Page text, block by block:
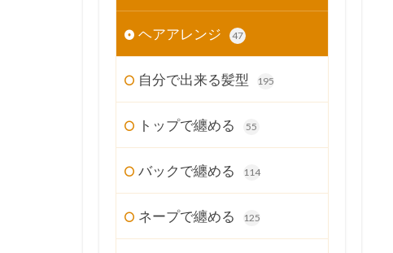
ヘアアレンジ 47
自分で出来る髪型 195
トップで纏める 55
バックで纏める 114
ネープで纏める 125